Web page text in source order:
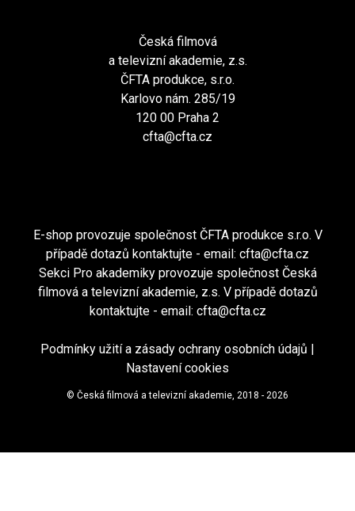
Česká filmová
a televizní akademie, z.s.
ČFTA produkce, s.r.o.
Karlovo nám. 285/19
120 00 Praha 2
cfta@cfta.cz
E-shop provozuje společnost ČFTA produkce s.r.o. V
případě dotazů kontaktujte - email: cfta@cfta.cz
Sekci Pro akademiky provozuje společnost Česká
filmová a televizní akademie, z.s. V případě dotazů
kontaktujte - email: cfta@cfta.cz
Podmínky užití a zásady ochrany osobních údajů
Nastavení cookies
© Česká filmová a televizní akademie, 2018 - 2026